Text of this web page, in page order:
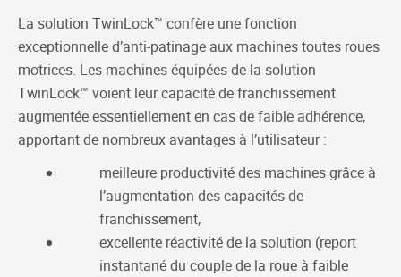
k n
La solution TwinLock™ confère une fonction
exceptionnelle d’anti-patinage aux machines toutes roues
motrices. Les machines équipées de la solution
TwinLock™ voient leur capacité de franchissement
augmentée essentiellement en cas de faible adhérence,
apportant de nombreux avantages à l’utilisateur :
meilleure productivité des machines grâce à
l’augmentation des capacités de
franchissement,
excellente réactivité de la solution (report
instantané du couple de la roue à faible